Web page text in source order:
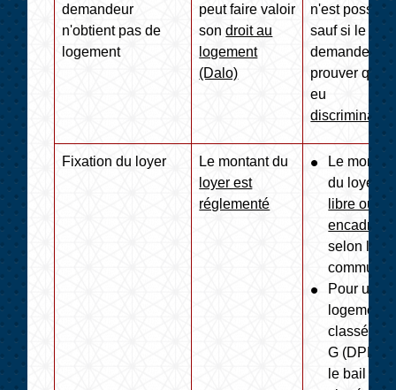
demandeur
n'obtient pas de
logement
peut faire valoir
sondroit au
logement
(Dalo)
n'est
sauf si le
demandeur
prouver qu'il
eu
Fixation du loyer
Le montant du
loyer est
réglementé
Le
du loyer
libre ou
encadré
selon la
commune.
Pour un
logement
classé F
G (DPE)
le bail a